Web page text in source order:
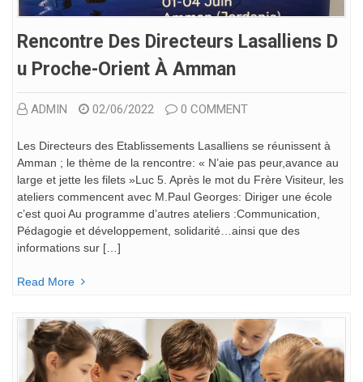
Rencontre Des Directeurs Lasalliens D
U Proche-Orient À Amman
ADMIN 02/06/2022 0 COMMENT
Les Directeurs des Etablissements Lasalliens se réunissent à
Amman ; le thème de la rencontre: « N’aie pas peur,avance au
large et jette les filets »Luc 5. Après le mot du Frère Visiteur, les
ateliers commencent avec M.Paul Georges: Diriger une école
c’est quoi Au programme d’autres ateliers :Communication,
Pédagogie et développement, solidarité…ainsi que des
informations sur […]
Read More